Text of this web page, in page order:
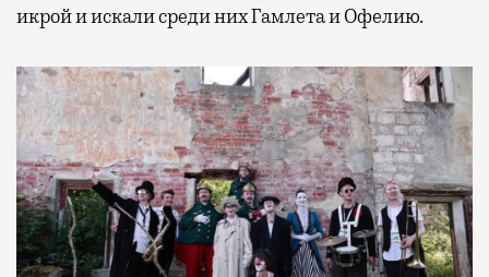
икрой и искали среди них Гамлета и Офелию.